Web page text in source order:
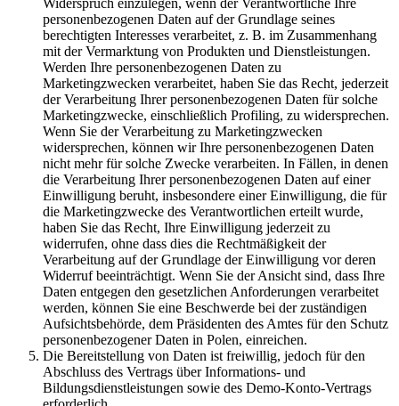
Widerspruch einzulegen, wenn der Verantwortliche Ihre
personenbezogenen Daten auf der Grundlage seines
berechtigten Interesses verarbeitet, z. B. im Zusammenhang
mit der Vermarktung von Produkten und Dienstleistungen.
Werden Ihre personenbezogenen Daten zu
Marketingzwecken verarbeitet, haben Sie das Recht, jederzeit
der Verarbeitung Ihrer personenbezogenen Daten für solche
Marketingzwecke, einschließlich Profiling, zu widersprechen.
Wenn Sie der Verarbeitung zu Marketingzwecken
widersprechen, können wir Ihre personenbezogenen Daten
nicht mehr für solche Zwecke verarbeiten. In Fällen, in denen
die Verarbeitung Ihrer personenbezogenen Daten auf einer
Einwilligung beruht, insbesondere einer Einwilligung, die für
die Marketingzwecke des Verantwortlichen erteilt wurde,
haben Sie das Recht, Ihre Einwilligung jederzeit zu
widerrufen, ohne dass dies die Rechtmäßigkeit der
Verarbeitung auf der Grundlage der Einwilligung vor deren
Widerruf beeinträchtigt. Wenn Sie der Ansicht sind, dass Ihre
Daten entgegen den gesetzlichen Anforderungen verarbeitet
werden, können Sie eine Beschwerde bei der zuständigen
Aufsichtsbehörde, dem Präsidenten des Amtes für den Schutz
personenbezogener Daten in Polen, einreichen.
Die Bereitstellung von Daten ist freiwillig, jedoch für den
Abschluss des Vertrags über Informations- und
Bildungsdienstleistungen sowie des Demo-Konto-Vertrags